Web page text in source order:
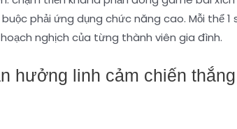
phải ứng dụng chức năng cao. Mỗi thể
nghịch của từng thành viên gia đình.
hưởng linh cảm chiến